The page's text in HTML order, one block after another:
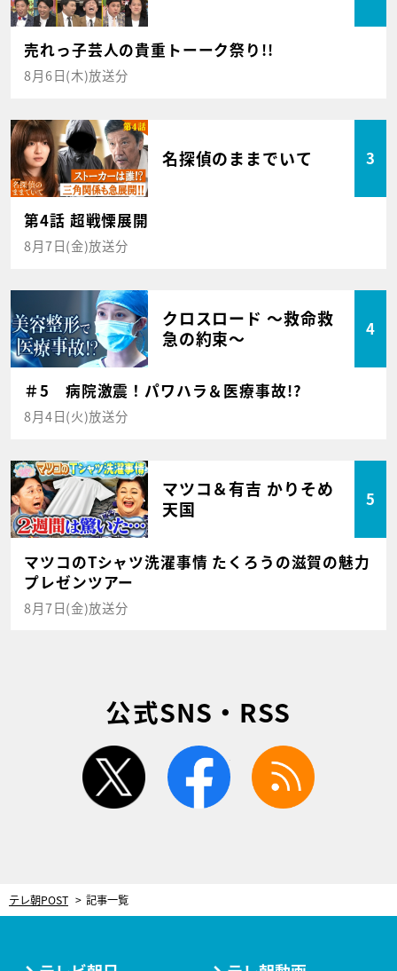
売れっ子芸人の貴重トーーク祭り!!
8月6日(木)放送分
名探偵のままでいて 3
第4話 超戦慄展開
8月7日(金)放送分
クロスロード ～救命救
急の約束～
4
＃5 病院激震！パワハラ＆医療事故!?
8月4日(火)放送分
マツコ＆有吉 かりそめ
天国
5
マツコのTシャツ洗濯事情 たくろうの滋賀の魅力
プレゼンツアー
8月7日(金)放送分
公式SNS・RSS
twitter facebook
テレ朝POST 記事一覧